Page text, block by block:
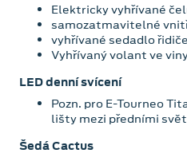
Elektricky vyhřívané
samozatmavitelné
vyhřívané sedadlo
Vyhřívaný volant ve
LED denní svícení
Pozn. pro E-Tourneo
lišty mezi předními
Šedá Cactus